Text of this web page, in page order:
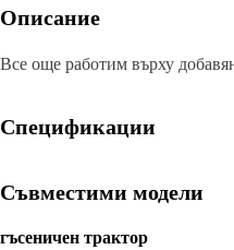
Описание
Все още работим върху
Спецификации
Съвместими модели
гъсеничен трактор